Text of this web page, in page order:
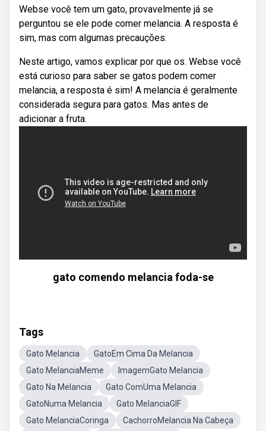
Webse você tem um gato, provavelmente já se
perguntou se ele pode comer melancia. A resposta é
sim, mas com algumas precauções.
Neste artigo, vamos explicar por que os. Webse você
está curioso para saber se gatos podem comer
melancia, a resposta é sim! A melancia é geralmente
considerada segura para gatos. Mas antes de
adicionar a fruta.
gato comendo melancia foda-se
Tags
Gato Melancia
GatoEm Cima Da Melancia
Gato MelanciaMeme
ImagemGato Melancia
Gato Na Melancia
Gato ComUma Melancia
GatoNuma Melancia
Gato MelanciaGIF
Gato MelanciaCoringa
CachorroMelancia Na Cabeça